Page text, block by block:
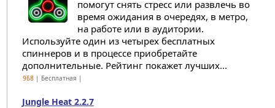
помогут снять стресс или развлечь во
время ожидания в очередях, в метро,
на работе или в аудитории.
Используйте один из четырех бесплатных
спиннеров и в процессе приобретайте
дополнительные. Рейтинг покажет лучших...
968| Бесплатная |
Jungle Heat 2.2.7